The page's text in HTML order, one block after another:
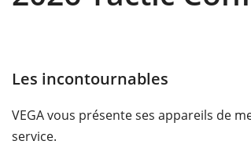
Les incontournables
VEGA vous présente ses appareils de
service.